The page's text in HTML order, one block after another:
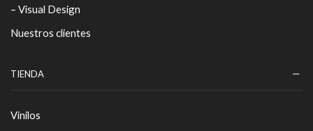
– Visual Design
Nuestros clientes
TIENDA
Vinilos